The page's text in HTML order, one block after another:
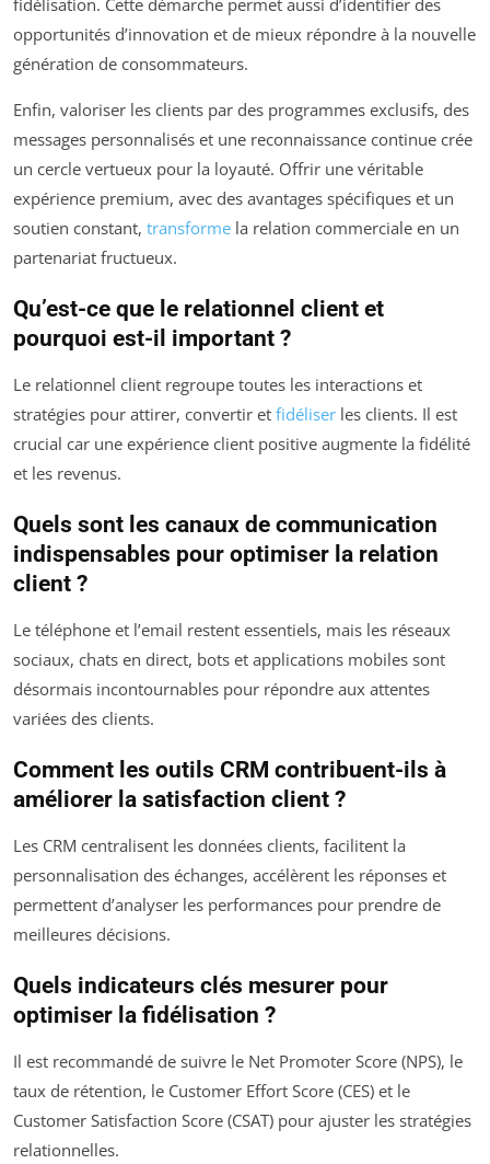
fidélisation. Cette démarche permet aussi d’identifier des
opportunités d’innovation et de mieux répondre à la nouvelle
génération de consommateurs.
Enfin, valoriser les clients par des programmes exclusifs, des
messages personnalisés et une reconnaissance continue crée
un cercle vertueux pour la loyauté. Offrir une véritable
expérience premium, avec des avantages spécifiques et un
soutien constant, transforme la relation commerciale en un
partenariat fructueux.
Qu’est-ce que le relationnel client et
pourquoi est-il important ?
Le relationnel client regroupe toutes les interactions et
stratégies pour attirer, convertir et fidéliser les clients. Il est
crucial car une expérience client positive augmente la fidélité
et les revenus.
Quels sont les canaux de communication
indispensables pour optimiser la relation
client ?
Le téléphone et l’email restent essentiels, mais les réseaux
sociaux, chats en direct, bots et applications mobiles sont
désormais incontournables pour répondre aux attentes
variées des clients.
Comment les outils CRM contribuent-ils à
améliorer la satisfaction client ?
Les CRM centralisent les données clients, facilitent la
personnalisation des échanges, accélèrent les réponses et
permettent d’analyser les performances pour prendre de
meilleures décisions.
Quels indicateurs clés mesurer pour
optimiser la fidélisation ?
Il est recommandé de suivre le Net Promoter Score (NPS), le
taux de rétention, le Customer Effort Score (CES) et le
Customer Satisfaction Score (CSAT) pour ajuster les stratégies
relationnelles.